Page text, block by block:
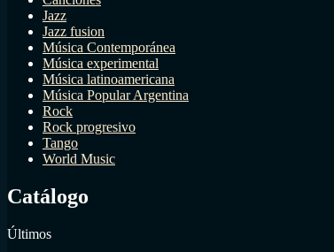
Jazz
Jazz fusion
Música Contemporánea
Música experimental
Música latinoamericana
Música Popular Argentina
Rock
Rock progresivo
Tango
World Music
Catálogo
Últimos